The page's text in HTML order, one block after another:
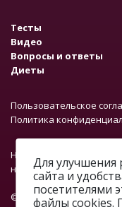
Тесты
Видео
Вопросы и ответы
Диеты
Пользовательское
Политика
На сайте работает
неточность в тексте,
© 2012—2026.
Для улучшения
сайта и
посетителями
файлы cookies.